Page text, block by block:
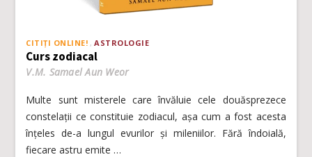
CITIȚI ONLINE! ASTROLOGIE
Curs zodiacal
V.M. Samael Aun Weor
Multe sunt misterele care învăluie cele douăsprezece
constelații ce constituie zodiacul, așa cum a fost acesta
înțeles de-a lungul evurilor și mileniilor. Fără îndoială,
fiecare astru emite …